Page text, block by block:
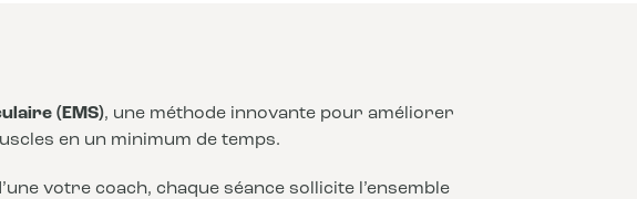
(EMS), une méthode innovante pour améliorer
en un minimum de temps.
votre coach, chaque séance sollicite l’ensemble